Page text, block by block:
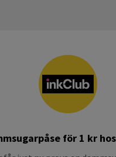
för 1 kr